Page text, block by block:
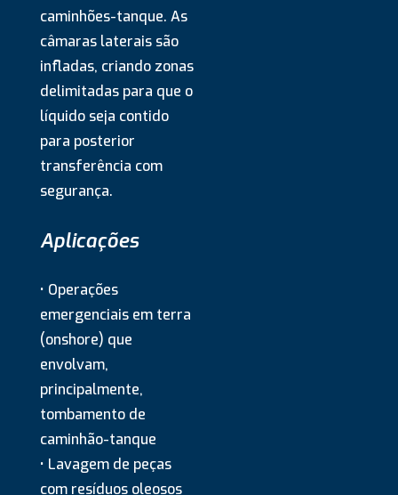
caminhões-tanque. As
câmaras laterais são
infladas, criando zonas
delimitadas para que o
líquido seja contido
para posterior
transferência com
segurança.
Aplicações
• Operações
emergenciais em terra
(onshore) que
envolvam,
principalmente,
tombamento de
caminhão-tanque
• Lavagem de peças
com resíduos oleosos